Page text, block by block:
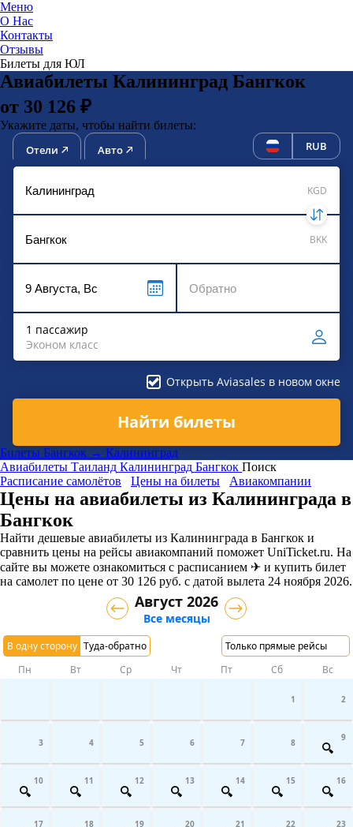
Меню
О Нас
Контакты
Отзывы
Билеты для ЮЛ
Авиабилеты Калининград Бангкок
от 30 126 ₽
Укажите даты, чтобы найти билеты:
Отели Авто RUB
KGD
BKK
1 пассажир
Эконом класс
Открыть Aviasales в новом окне
Найти билеты
Билеты Бангкок → Калининград
Авиабилеты Таиланд Калининград Бангкок Поиск
Расписание самолётов
Цены на билеты Авиакомпании
Цены на авиабилеты из Калининграда в
Бангкок
Найти дешевые авиабилеты из Калининграда в Бангкок и
сравнить цены на рейсы авиакомпаний поможет UniTicket.ru. На
сайте вы можете ознакомиться с расписанием ✈ и купить билет
на самолет по цене от 30 126 руб. с датой вылета 24 ноября 2026.
В одну сторону Туда-обратно Только прямые рейсы
Август 2026
Все месяцы
Пн Вт Ср Чт Пт Сб Вс
1 2
3 4 5 6 7 8 9
10 11 12 13 14 15 16
17 18 19 20 21 22 23